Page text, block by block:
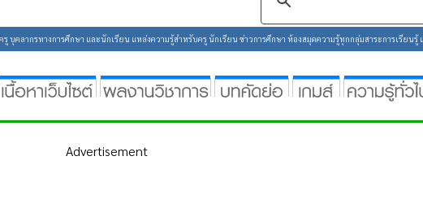
รู บุคลากรทางการศึกษา และนักเรียน แหล่งความรู้สำหรับครู นักเรียน ข่าวการศึกษา ห้องสมุดความรู้ทุกกลุ่มสาระการเรียน
Advertisement